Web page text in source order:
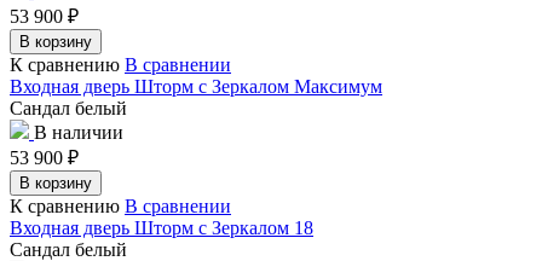
53 900 ₽
В корзину
К сравнению В сравнении
Входная дверь Шторм с Зеркалом Максимум
Сандал белый
В наличии
53 900 ₽
В корзину
К сравнению В сравнении
Входная дверь Шторм с Зеркалом 18
Сандал белый